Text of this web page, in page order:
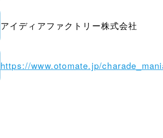
アイディアファクトリー株式会社
https://www.otomate.jp/